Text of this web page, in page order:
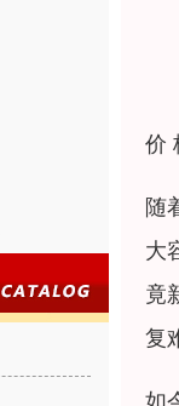
价
随
大
竟
复
如